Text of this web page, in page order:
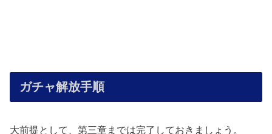
ガチャ解放手順
大前提として、第三章までは完了しておきましょう。